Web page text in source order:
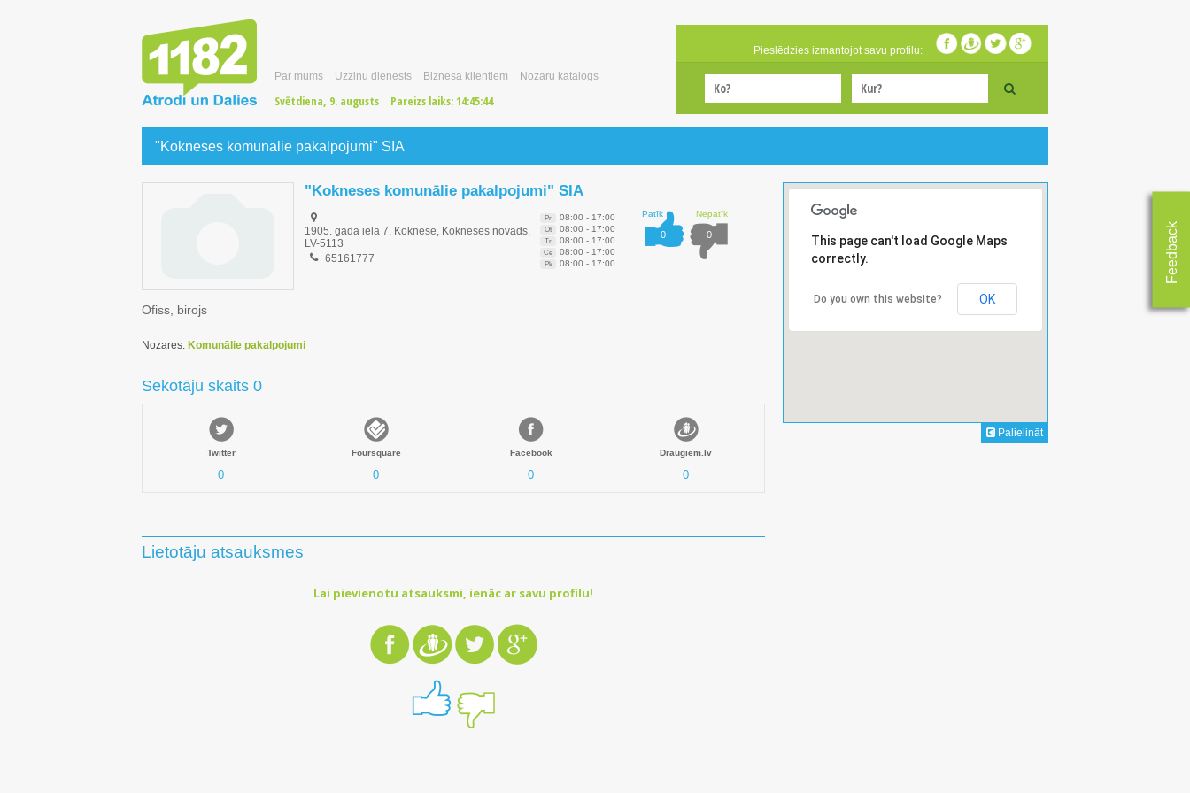
Par mums Uzziņu dienests Biznesa klientiem Nozaru katalogs
Svētdiena, 9. augusts Pareizs laiks: 14:45:45
Pieslēdzies izmantojot savu profilu:
Feedback
"Kokneses komunālie pakalpojumi" SIA
"Kokneses komunālie pakalpojumi" SIA
1905. gada iela 7, Koknese, Kokneses novads,
LV-5113
65161777
Pr 08:00 - 17:00
Ot 08:00 - 17:00
Tr 08:00 - 17:00
Ce 08:00 - 17:00
Pk 08:00 - 17:00
Patīk
0
Nepatīk
0
Ofiss, birojs
Nozares: Komunālie pakalpojumi
Sekotāju skaits 0
Twitter
0
Foursquare
0
Facebook
0
Draugiem.lv
0
Lietotāju atsauksmes
Lai pievienotu atsauksmi, ienāc ar savu profilu!
This page can't load Google Maps
correctly.
Do you own this website? OK
Palielināt